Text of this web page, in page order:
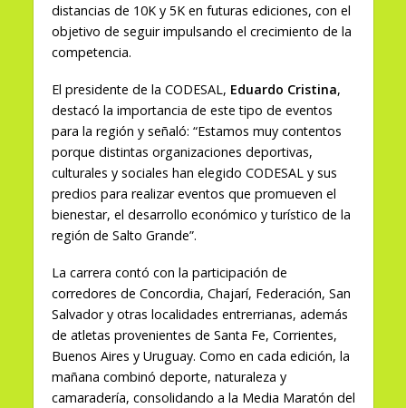
distancias de 10K y 5K en futuras ediciones, con el
objetivo de seguir impulsando el crecimiento de la
competencia.
El presidente de la CODESAL, Eduardo Cristina,
destacó la importancia de este tipo de eventos
para la región y señaló: “Estamos muy contentos
porque distintas organizaciones deportivas,
culturales y sociales han elegido CODESAL y sus
predios para realizar eventos que promueven el
bienestar, el desarrollo económico y turístico de la
región de Salto Grande”.
La carrera contó con la participación de
corredores de Concordia, Chajarí, Federación, San
Salvador y otras localidades entrerrianas, además
de atletas provenientes de Santa Fe, Corrientes,
Buenos Aires y Uruguay. Como en cada edición, la
mañana combinó deporte, naturaleza y
camaradería, consolidando a la Media Maratón del